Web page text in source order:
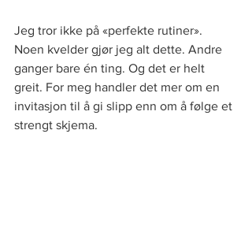
Jeg tror ikke på «perfekte rutiner».
Noen kvelder gjør jeg alt dette. Andre
ganger bare én ting. Og det er helt
greit. For meg handler det mer om en
invitasjon til å gi slipp enn om å følge et
strengt skjema.